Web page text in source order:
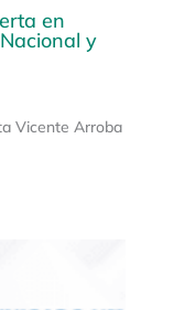
en
y
Vicente Arroba